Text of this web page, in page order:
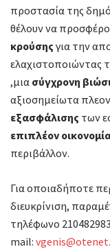
προστασία της
θέλουν να
κρούσηςγια την
ελαχιστοποιώντας
,μια σύγχρονη
αξιοσημείωτα
εξασφάλισης των
επιπλέον
περιβάλλον.
Για οποιαδήποτε
διευκρίνιση,
τηλέφωνο
mail: